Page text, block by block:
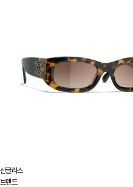
선글라스
브랜드